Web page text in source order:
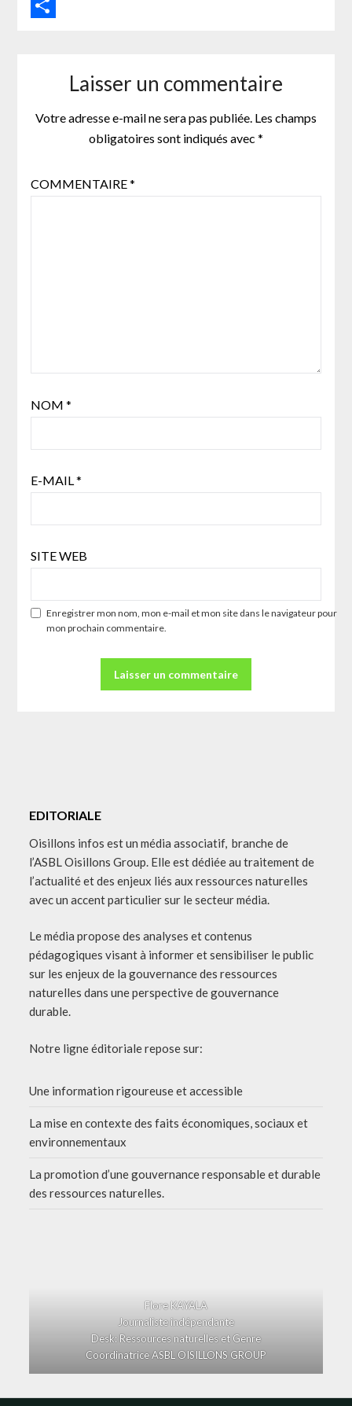
LinkedIn
Laisser un commentaire
Votre adresse e-mail ne sera pas publiée. Les champs
obligatoires sont indiqués avec *
COMMENTAIRE*
NOM *
E-MAIL*
SITE WEB
Enregistrer mon nom, mon e-mail et mon site dans le navigateur pour
mon prochain commentaire.
EDITORIALE
Oisillons infos est un média associatif, branche de
l’ASBL Oisillons Group. Elle est dédiée au traitement de
l’actualité et des enjeux liés aux ressources naturelles
avec un accent particulier sur le secteur média.
Le média propose des analyses et contenus
pédagogiques visant à informer et sensibiliser le public
sur les enjeux de la gouvernance des ressources
naturelles dans une perspective de gouvernance
durable.
Notre ligne éditoriale repose sur:
Une information rigoureuse et accessible
La mise en contexte des faits économiques, sociaux et
environnementaux
La promotion d’une gouvernance responsable et durable
des ressources naturelles.
Flore KAYALA
Journaliste indépendante
Desk: Ressources naturelles et Genre
Coordinatrice ASBL OISILLONS GROUP